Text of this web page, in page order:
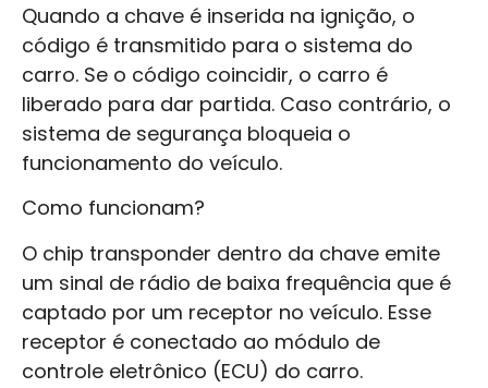
Quando a chave é inserida na ignição, o
código é transmitido para o sistema do
carro. Se o código coincidir, o carro é
liberado para dar partida. Caso contrário, o
sistema de segurança bloqueia o
funcionamento do veículo.
Como funcionam?
O chip transponder dentro da chave emite
um sinal de rádio de baixa frequência que é
captado por um receptor no veículo. Esse
receptor é conectado ao módulo de
controle eletrônico (ECU) do carro.